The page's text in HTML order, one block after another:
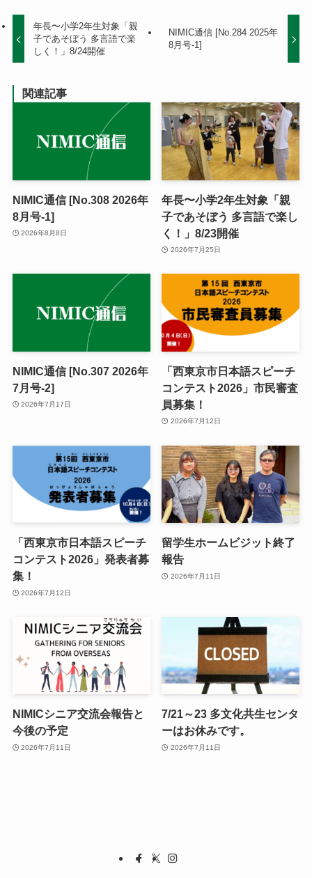
年長〜小学2年生対象「親
子であそぼう 多言語で楽
しく！」8/24開催
NIMIC通信 [No.284 2025年
8月号-1]
関連記事
NIMIC通信 [No.308 2026年
8月号-1]
2026年8月8日
年長〜小学2年生対象「親
子であそぼう 多言語で楽し
く！」8/23開催
2026年7月25日
NIMIC通信 [No.307 2026年
7月号-2]
2026年7月17日
「西東京市日本語スピーチ
コンテスト2026」市民審査
員募集！
2026年7月12日
「西東京市日本語スピーチ
コンテスト2026」発表者募
集！
2026年7月12日
留学生ホームビジット終了
報告
2026年7月11日
NIMICシニア交流会報告と
今後の予定
2026年7月11日
7/21～23 多文化共生センタ
ーはお休みです。
2026年7月11日